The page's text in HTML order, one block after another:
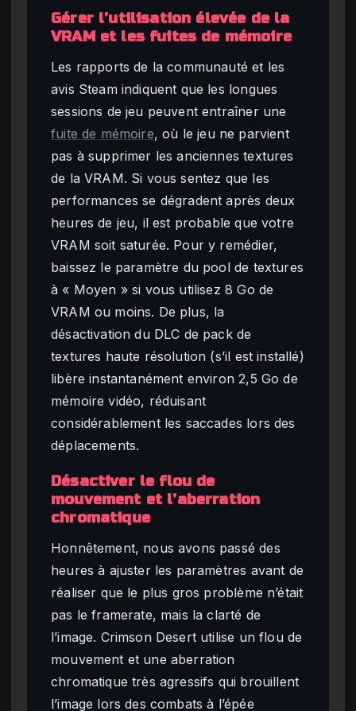
Gérer l’utilisation élevée de la
VRAM et les fuites de mémoire
Les rapports de la communauté et les
avis Steam indiquent que les longues
sessions de jeu peuvent entraîner une
fuite de mémoire, où le jeu ne parvient
pas à supprimer les anciennes textures
de la VRAM. Si vous sentez que les
performances se dégradent après deux
heures de jeu, il est probable que votre
VRAM soit saturée. Pour y remédier,
baissez le paramètre du pool de textures
à « Moyen » si vous utilisez 8 Go de
VRAM ou moins. De plus, la
désactivation du DLC de pack de
textures haute résolution (s’il est installé)
libère instantanément environ 2,5 Go de
mémoire vidéo, réduisant
considérablement les saccades lors des
déplacements.
Désactiver le flou de
mouvement et l’aberration
chromatique
Honnêtement, nous avons passé des
heures à ajuster les paramètres avant de
réaliser que le plus gros problème n’était
pas le framerate, mais la clarté de
l’image. Crimson Desert utilise un flou de
mouvement et une aberration
chromatique très agressifs qui brouillent
l’image lors des combats à l’épée